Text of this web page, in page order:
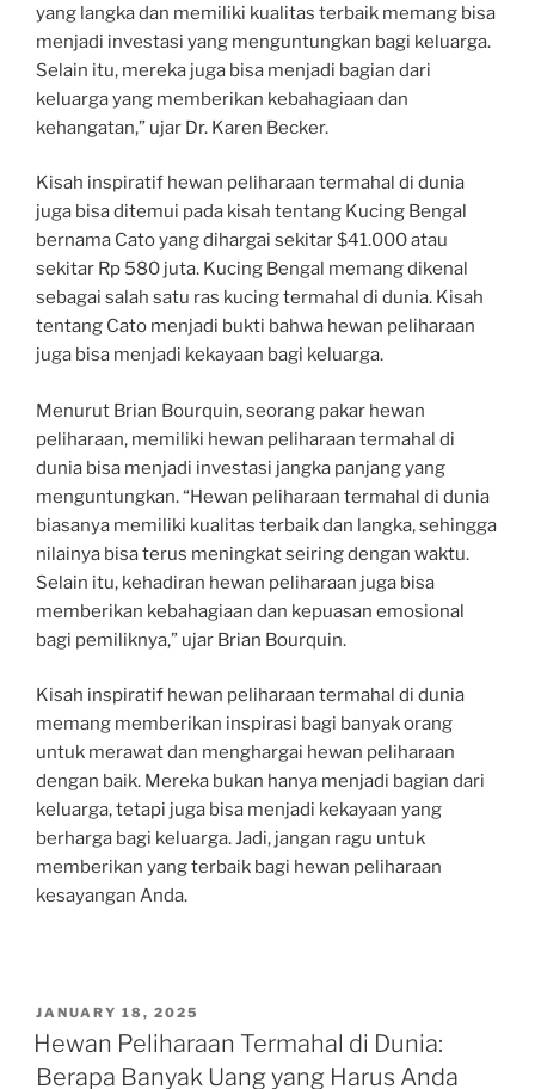
yang langka dan memiliki kualitas terbaik memang bisa
menjadi investasi yang menguntungkan bagi keluarga.
Selain itu, mereka juga bisa menjadi bagian dari
keluarga yang memberikan kebahagiaan dan
kehangatan,” ujar Dr. Karen Becker.
Kisah inspiratif hewan peliharaan termahal di dunia
juga bisa ditemui pada kisah tentang Kucing Bengal
bernama Cato yang dihargai sekitar $41.000 atau
sekitar Rp 580 juta. Kucing Bengal memang dikenal
sebagai salah satu ras kucing termahal di dunia. Kisah
tentang Cato menjadi bukti bahwa hewan peliharaan
juga bisa menjadi kekayaan bagi keluarga.
Menurut Brian Bourquin, seorang pakar hewan
peliharaan, memiliki hewan peliharaan termahal di
dunia bisa menjadi investasi jangka panjang yang
menguntungkan. “Hewan peliharaan termahal di dunia
biasanya memiliki kualitas terbaik dan langka, sehingga
nilainya bisa terus meningkat seiring dengan waktu.
Selain itu, kehadiran hewan peliharaan juga bisa
memberikan kebahagiaan dan kepuasan emosional
bagi pemiliknya,” ujar Brian Bourquin.
Kisah inspiratif hewan peliharaan termahal di dunia
memang memberikan inspirasi bagi banyak orang
untuk merawat dan menghargai hewan peliharaan
dengan baik. Mereka bukan hanya menjadi bagian dari
keluarga, tetapi juga bisa menjadi kekayaan yang
berharga bagi keluarga. Jadi, jangan ragu untuk
memberikan yang terbaik bagi hewan peliharaan
kesayangan Anda.
POSTED
ON
JANUARY 18, 2025
Hewan Peliharaan Termahal di Dunia:
Berapa Banyak Uang yang Harus Anda